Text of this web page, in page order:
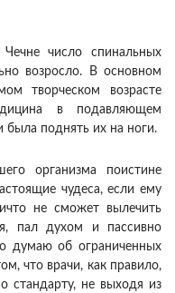
число спинальных
возросло. В основном
творческом возрасте
в подавляющем
была поднять их на ноги.
организма поистине
чудеса, если ему
не сможет вылечить
пал духом и пассивно
думаю об ограниченных
что врачи, как правило,
стандарту, не выходя из